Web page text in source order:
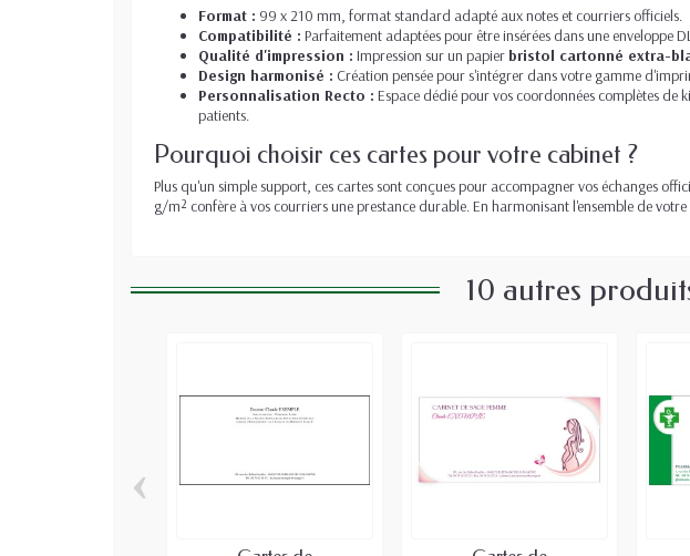
Format : 99 x 210 mm, format standard adapté aux notes et courriers officiels.
Compatibilité : Parfaitement adaptées pour être insérées dans une enveloppe
Qualité d'impression : Impression sur un papier bristol cartonné extra-
Design harmonisé : Création pensée pour s'intégrer dans votre gamme
Personnalisation Recto : Espace dédié pour vos coordonnées complètes
patients.
Pourquoi choisir ces cartes pour votre cabinet ?
Plus qu'un simple support, ces cartes sont conçues pour accompagner vos échanges
g/m² confère à vos courriers une prestance durable. En harmonisant l'ensemble de
10 autres
‹